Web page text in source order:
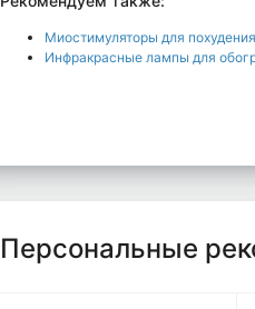
Миостимуляторы для похудения
Инфракрасные лампы для
Персональные